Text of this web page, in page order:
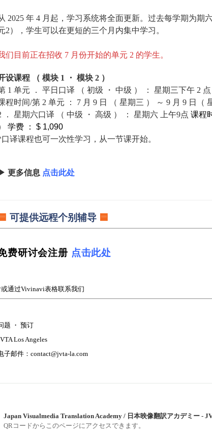
2025 年 4 月起，学习系统将全面更新。过去每学期为
2），学生可以在更短的三个月内集中学习。
们目前正在招收 7 月份开始的单元 2 的学生。
设课程 （ 模块 1 ・ 模块 2 ）
1 单元 ． 平日口译 （ 初级 ・ 中级 ） ： 星期三下午 2
程时间/第 2 单元 ： 7 月 9 日 （ 星期三 ） ～ 9 月 9 日（
． 星期六口译 （ 中级 ・ 高级 ） ： 星期六 上午9点 课程
学费 ： $ 1,090
译课程也可一次性学习，从一节课开始。
▶ 更多信息 点击此处
🟦 可提供远程个别辅导 🟦
费研讨会注册 点击此处
通过Vivinavi表格联系我们
题 ・ 预订
Los Angeles
子邮件：contact@jvta-la.com
Japan Visualmedia Translation Academy / 日本映像翻訳アカデミー -
QRコードからこのページにアクセスできます。